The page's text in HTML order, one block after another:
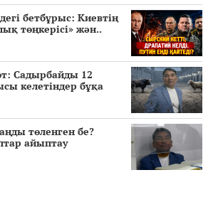
бетбұрыс: Киевтің
төңкерісі» жән..
Садырбайды 12
келетіндер бұқа
төленген бе?
айыптау